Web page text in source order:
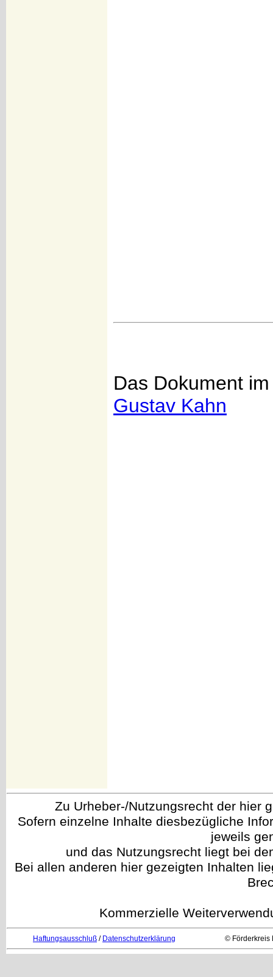
Das Dokument
Gustav Kahn
Zu Urheber-/Nutzungsrecht der hier
Sofern einzelne Inhalte diesbezügliche
jeweils
und das Nutzungsrecht liegt bei
Bei allen anderen hier gezeigten Inhalten
Kommerzielle
Haftungsausschluß / Datenschutzerklärung © Förderkreis